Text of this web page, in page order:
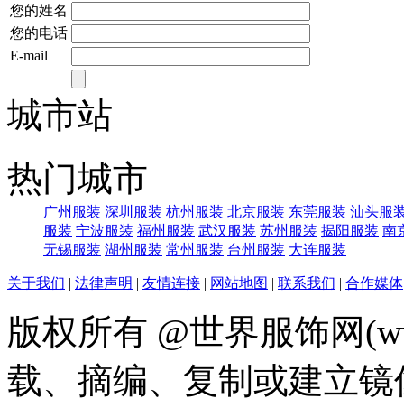
您的姓名
您的电话
E-mail
城市站
热门城市
广州服装 深圳服装 杭州服装 北京服装 东莞服装 汕头服
服装 宁波服装 福州服装 武汉服装 苏州服装 揭阳服装 南
无锡服装 湖州服装 常州服装 台州服装 大连服装
关于我们 | 法律声明 | 友情连接 | 网站地图 | 联系我们 | 合作媒体
版权所有 @世界服饰网
载、摘编、复制或建立